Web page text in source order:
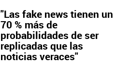
"Las fake news tienen un
70 % más de
probabilidades de ser
replicadas que las
noticias veraces"